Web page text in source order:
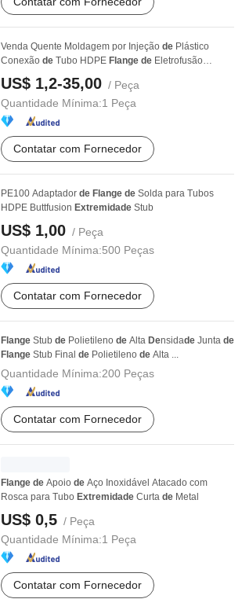
Venda Quente Moldagem por Injeção de Plástico
Conexão de Tubo HDPE Flange de Eletrofusão
Extremidade
US$ 1,2-35,00 / Peça
Quantidade Mínima:1 Peça
Contatar com Fornecedor
PE100 Adaptador de Flange de Solda para Tubos
HDPE Buttfusion Extremidade Stub
US$ 1,00 / Peça
Quantidade Mínima:500 Peças
Contatar com Fornecedor
Flange Stub de Polietileno de Alta Densidade Junta de
Flange Stub Final de Polietileno de Alta ...
Quantidade Mínima:200 Peças
Contatar com Fornecedor
Flange de Apoio de Aço Inoxidável Atacado com
Rosca para Tubo Extremidade Curta de Metal
US$ 0,5 / Peça
Quantidade Mínima:1 Peça
Contatar com Fornecedor